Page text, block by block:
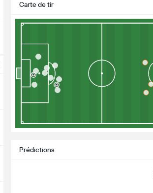
Carte de tir
Prédictions